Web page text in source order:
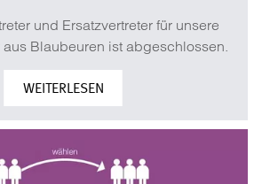
und Ersatzvertreter für unsere
Blaubeuren ist abgeschlossen.
WEITERLESEN